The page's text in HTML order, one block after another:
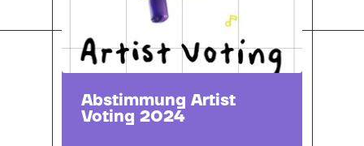
Abstimmung Artist
Voting 2024